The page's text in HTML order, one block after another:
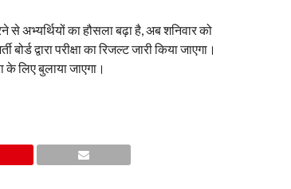
से अभ्यर्थियों का हौसला बढ़ा है, अब शनिवार को
द्वारा परीक्षा का रिजल्ट जारी किया जाएगा।
के लिए बुलाया जाएगा।